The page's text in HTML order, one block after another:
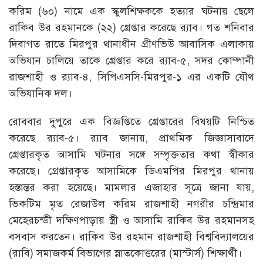
করিম (৬০) নামে এক স্কুলশিক্ষককে হত্যার ঘটনায় ছেলে
রাকিব উর রহমানকে (২২) গ্রেপ্তার করেছে র‌্যাব। গত শনিবার
দিবাগত রাতে মিরপুর থানাধীন গ্রীণভিউ আবাসিক এলাকায়
অভিযান চালিয়ে তাকে গ্রেপ্তার করে র‌্যাব-৫, সদর কোম্পানী
রাজশাহী ও র‌্যাব-৪, সিপিএসসি-মিরপুর-১ এর একটি যৌথ
অভিযানিক দল।
রোববার দুপুরে এক বিজ্ঞপ্তিতে গ্রেপ্তারের বিষয়টি নিশ্চিত
করেছে র‌্যাব-৫। র‌্যাব জানায়, প্রাথমিক জিজ্ঞাসাবাদে
গ্রেপ্তারকৃত আসামি ঘটনার সঙ্গে সম্পৃক্ততার কথা স্বীকার
করেছে। গ্রেপ্তারকৃত আসামিকে ডিএমপির মিরপুর থানায়
হস্তান্তর করা হয়েছে। মামলার এজাহার সূত্রে জানা যায়,
ভিকটিম মৃত রেজাউল করিম রাজশাহী নগরীর চন্দ্রিমার
মেহেরচন্ডী দক্ষিণপাড়ায় স্ত্রী ও আসামি রাকিব উর রহমানসহ
বসবাস করতেন। রাকিব উর রহমান রাজশাহী বিশ্ববিদ্যালয়ের
(রাবি) সমাজকর্ম বিভাগের স্নাতকোত্তরের (মাস্টার্স) শিক্ষার্থী।